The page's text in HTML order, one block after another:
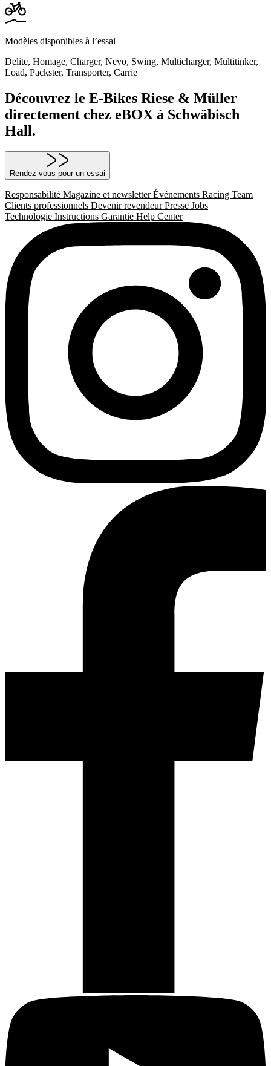
Modèles disponibles à l’essai
Delite, Homage, Charger, Nevo, Swing, Multicharger, Multitinker,
Load, Packster, Transporter, Carrie
Découvrez le E-Bikes Riese & Müller
directement chez eBOX à Schwäbisch
Hall.
Rendez-vous pour un essai
Responsabilité Magazine et newsletterÉvénements Racing Team
Clients professionnels Devenir revendeurPresse Jobs
Technologie Instructions Garantie Help Center